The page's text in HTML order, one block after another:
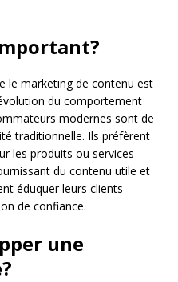
le marketing de contenu est
du comportement
modernes sont de
traditionnelle. Ils préfèrent
les produits ou services
du contenu utile et
éduquer leurs clients
de confiance.
une